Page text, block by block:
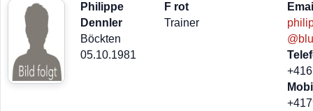
Philippe
Dennler
Böckten
05.10.1981
F rot
Trainer